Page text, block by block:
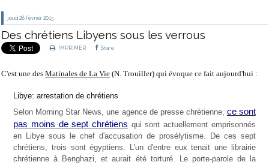
jeudi 28 février 2013
Des chrétiens Libyens sous les verrous
IMPRIMER Share
C'est une des Matinales de La Vie (N. Trouiller) qui évoque ce fait aujourd'hui :
Libye: arrestation de chrétiens
Selon Morning Star News, une agence de presse chrétienne, ce sont
pas moins de sept chrétiens qui sont actuellement emprisonnés
en Libye sous le chef d'accusation de prosélytisme. De ces sept
chrétiens, trois sont égyptiens. L'un d'entre eux tenait une librairie
chrétienne à Benghazi, et aurait été torturé. Le porte-parole de la